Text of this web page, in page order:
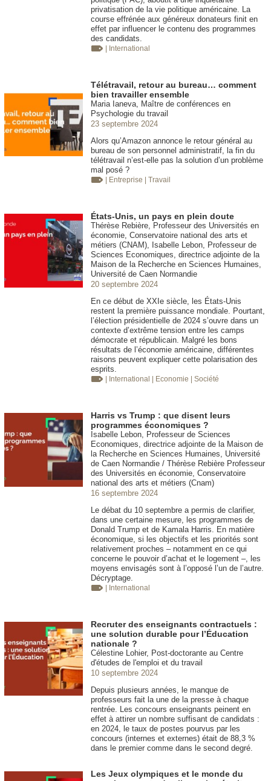
privatisation de la vie politique américaine. La
course effrénée aux généreux donateurs finit en
effet par influencer le contenu des programmes
des candidats.
| International
Télétravail, retour au bureau… comment
bien travailler ensemble
Maria Ianeva, Maître de conférences en
Psychologie du travail
23 septembre 2024
Alors qu’Amazon annonce le retour général au
bureau de son personnel administratif, la fin du
télétravail n’est-elle pas la solution d’un problème
mal posé ?
| Entreprise | Travail
États-Unis, un pays en plein doute
Thérèse Rebière, Professeur des Universités en
économie, Conservatoire national des arts et
métiers (CNAM), Isabelle Lebon, Professeur de
Sciences Economiques, directrice adjointe de la
Maison de la Recherche en Sciences Humaines,
Université de Caen Normandie
20 septembre 2024
En ce début de XXIe siècle, les États-Unis
restent la première puissance mondiale. Pourtant,
l’élection présidentielle de 2024 s’ouvre dans un
contexte d’extrême tension entre les camps
démocrate et républicain. Malgré les bons
résultats de l’économie américaine, différentes
raisons peuvent expliquer cette polarisation des
esprits.
| International | Economie | Société
Harris vs Trump : que disent leurs
programmes économiques ?
Isabelle Lebon, Professeur de Sciences
Economiques, directrice adjointe de la Maison de
la Recherche en Sciences Humaines, Université
de Caen Normandie / Thérèse Rebière Professeur
des Universités en économie, Conservatoire
national des arts et métiers (Cnam)
16 septembre 2024
Le débat du 10 septembre a permis de clarifier,
dans une certaine mesure, les programmes de
Donald Trump et de Kamala Harris. En matière
économique, si les objectifs et les priorités sont
relativement proches – notamment en ce qui
concerne le pouvoir d’achat et le logement –, les
moyens envisagés sont à l’opposé l’un de l’autre.
Décryptage.
| International
Recruter des enseignants contractuels :
une solution durable pour l’Éducation
nationale ?
Célestine Lohier, Post-doctorante au Centre
d'études de l'emploi et du travail
10 septembre 2024
Depuis plusieurs années, le manque de
professeurs fait la une de la presse à chaque
rentrée. Les concours enseignants peinent en
effet à attirer un nombre suffisant de candidats :
en 2024, le taux de postes pourvus par les
concours (internes et externes) était de 88,3 %
dans le premier comme dans le second degré.
Les Jeux olympiques et le monde du